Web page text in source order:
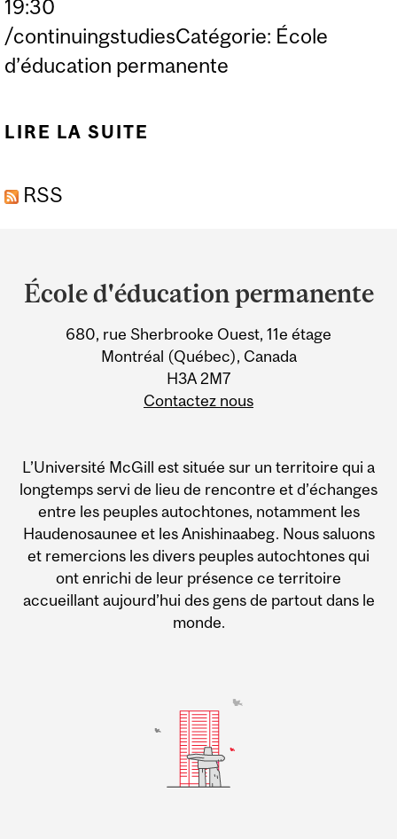
19:30
/continuingstudiesCatégorie: École
d’éducation permanente
LIRE LA SUITE
RSS
and
Information
École d'éducation permanente
680, rue Sherbrooke Ouest, 11e étage
Montréal (Québec), Canada
H3A 2M7
Contactez nous
L’Université McGill est située sur un territoire qui a
longtemps servi de lieu de rencontre et d’échanges
entre les peuples autochtones, notamment les
Haudenosaunee et les Anishinaabeg. Nous saluons
et remercions les divers peuples autochtones qui
ont enrichi de leur présence ce territoire
accueillant aujourd’hui des gens de partout dans le
monde.